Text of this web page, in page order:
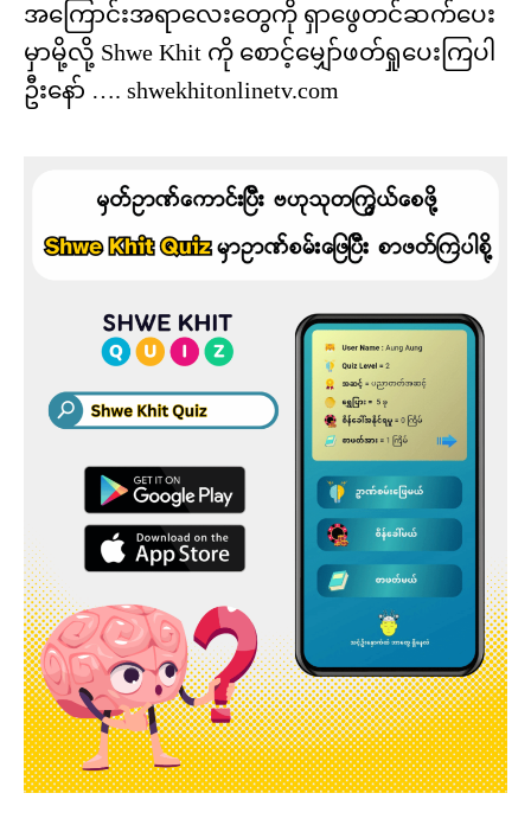
အကြောင်းအရာလေးတွေကို ရှာဖွေတင်ဆက်ပေး
မှာမို့လို့ Shwe Khit ကို စောင့်မျှော်ဖတ်ရှုပေးကြပါ
ဦးနော် …. shwekhitonlinetv.com